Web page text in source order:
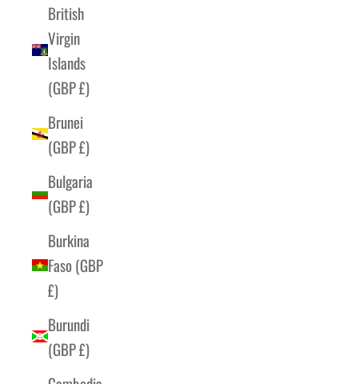
British
Virgin
Islands
(GBP £)
Brunei
(GBP £)
Bulgaria
(GBP £)
Burkina
Faso (GBP
£)
Burundi
(GBP £)